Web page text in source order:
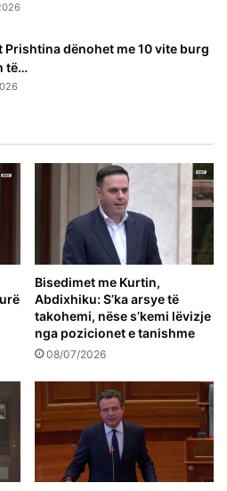
Prishtina dënohet me 10 vite burg
të…
Bisedimet me Kurtin,
Abdixhiku: S’ka arsye të
takohemi, nëse s’kemi lëvizje
nga pozicionet e tanishme
08/07/2026